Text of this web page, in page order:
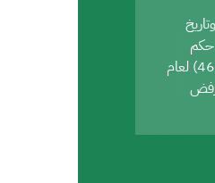
1445هـ) وتاريخ
حكم
محكمة الإدارية الابتدائية رقم (4607) لعام
برفض